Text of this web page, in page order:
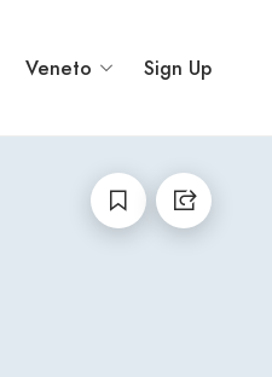
Veneto Sign Up